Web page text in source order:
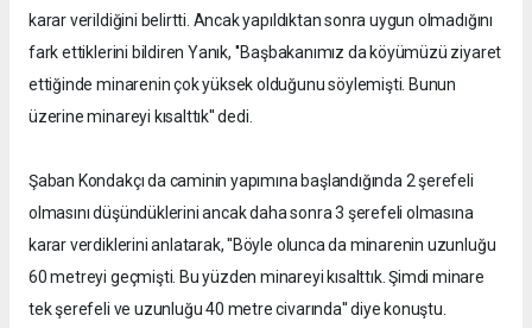
karar verildiğini belirtti. Ancak yapıldıktan sonra uygun olmadığını
fark ettiklerini bildiren Yanık, ''Başbakanımız da köyümüzü ziyaret
ettiğinde minarenin çok yüksek olduğunu söylemişti. Bunun
üzerine minareyi kısalttık'' dedi.
Şaban Kondakçı da caminin yapımına başlandığında 2 şerefeli
olmasını düşündüklerini ancak daha sonra 3 şerefeli olmasına
karar verdiklerini anlatarak, ''Böyle olunca da minarenin uzunluğu
60 metreyi geçmişti. Bu yüzden minareyi kısalttık. Şimdi minare
tek şerefeli ve uzunluğu 40 metre civarında'' diye konuştu.